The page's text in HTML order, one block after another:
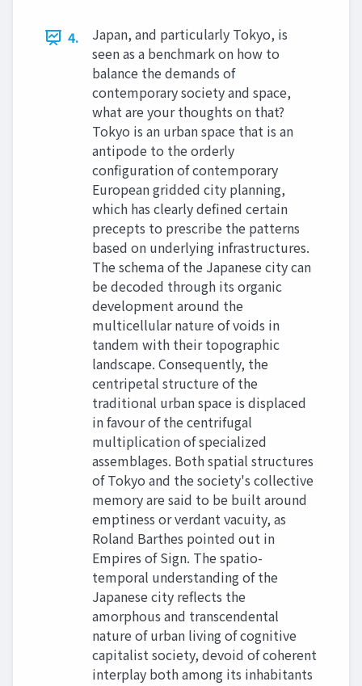
4.
Japan, and particularly Tokyo, is
seen as a benchmark on how to
balance the demands of
contemporary society and space,
what are your thoughts on that?
Tokyo is an urban space that is an
antipode to the orderly
configuration of contemporary
European gridded city planning,
which has clearly defined certain
precepts to prescribe the patterns
based on underlying infrastructures.
The schema of the Japanese city can
be decoded through its organic
development around the
multicellular nature of voids in
tandem with their topographic
landscape. Consequently, the
centripetal structure of the
traditional urban space is displaced
in favour of the centrifugal
multiplication of specialized
assemblages. Both spatial structures
of Tokyo and the society's collective
memory are said to be built around
emptiness or verdant vacuity, as
Roland Barthes pointed out in
Empires of Sign. The spatio-
temporal understanding of the
Japanese city reflects the
amorphous and transcendental
nature of urban living of cognitive
capitalist society, devoid of coherent
interplay both among its inhabitants